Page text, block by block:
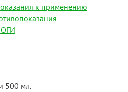
к применению
500 мл.